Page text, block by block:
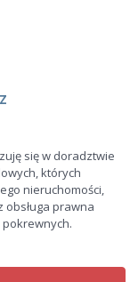
się w doradztwie
których
nieruchomości,
obsługa prawna